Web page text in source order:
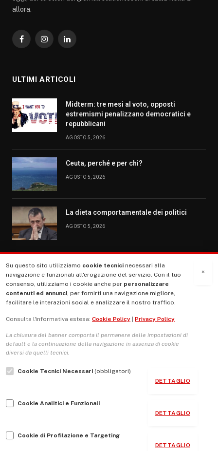
allora.
FacebookInstagramLinkedIn
ULTIMI ARTICOLI
Midterm: tre mesi al voto, opposti
estremismi penalizzano democratici e
repubblicani
AGOSTO 5, 2026
Ceuta, perché e per chi?
AGOSTO 5, 2026
La dieta comportamentale dei politici
AGOSTO 5, 2026
MENU
La Nostra Storia
Le Copertine
L’Associazione
Indirizzo Socio Politico Culturale
Guida per le autrici e gli autori
×
Su questo sito utilizziamo cookie tecnici necessari alla
navigazione e funzionali all'erogazione del servizio. Con il tuo
consenso, utilizziamo i cookie anche per personalizzare
contenuti ed annunci, per fornirti una navigazione migliore,
facilitare le interazioni social e analizzare il nostro traffico.
Consulta l'informativa estesa: Cookie Policy Privacy Policy
La chiusura del banner comporta il permanere delle impostazioni di
default e la continuazione della navigazione in assenza di cookie
diversi da quelli tecnici.
Cookie Tecnici Necessari (obbligatori)
DETTAGLIO
Cookie Analitici e Funzionali
DETTAGLIO
Cookie di Profilazione e Targeting
DETTAGLIO